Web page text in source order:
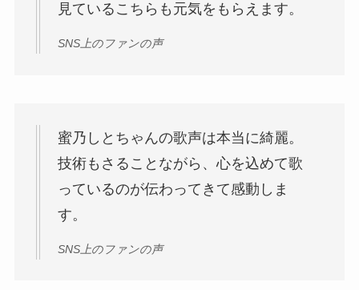
見ているこちらも元気をもらえます。
SNS上のファンの声
蜜乃しとちゃんの歌声は本当に綺麗。
技術もさることながら、心を込めて歌
っているのが伝わってきて感動しま
す。
SNS上のファンの声